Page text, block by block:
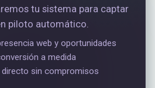
tu sistema para captar
piloto automático.
web y oportunidades
a medida
directo sin compromisos